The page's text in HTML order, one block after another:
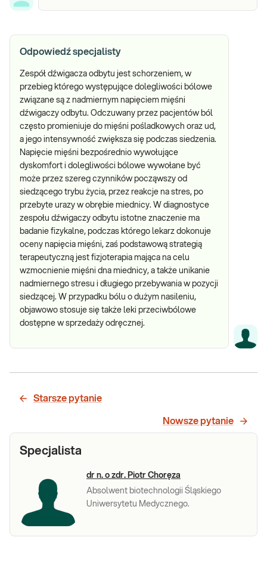
Odpowiedź specjalisty
Zespół dźwigacza odbytu jest schorzeniem, w
przebieg którego występujące dolegliwości bólowe
związane są z nadmiernym napięciem mięśni
dźwigaczy odbytu. Odczuwany przez pacjentów ból
często promieniuje do mięśni pośladkowych oraz ud,
a jego intensywność zwiększa się podczas siedzenia.
Napięcie mięśni bezpośrednio wywołujące
dyskomfort i dolegliwości bólowe wywołane być
może przez szereg czynników począwszy od
siedzącego trybu życia, przez reakcje na stres, po
przebyte urazy w obrębie miednicy. W diagnostyce
zespołu dźwigaczy odbytu istotne znaczenie ma
badanie fizykalne, podczas którego lekarz dokonuje
oceny napięcia mięśni, zaś podstawową strategią
terapeutyczną jest fizjoterapia mająca na celu
wzmocnienie mięśni dna miednicy, a także unikanie
nadmiernego stresu i długiego przebywania w pozycji
siedzącej. W przypadku bólu o dużym nasileniu,
objawowo stosuje się także leki przeciwbólowe
dostępne w sprzedaży odręcznej.
Starsze pytanie
Nowsze pytanie
Specjalista
dr n. o zdr. Piotr Choręza
Absolwent biotechnologii Śląskiego
Uniwersytetu Medycznego.